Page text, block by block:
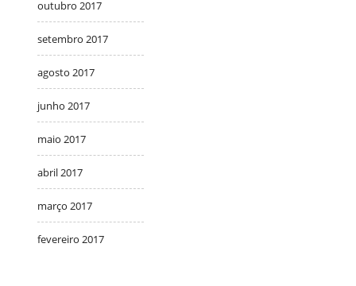
outubro 2017
setembro 2017
agosto 2017
junho 2017
maio 2017
abril 2017
março 2017
fevereiro 2017